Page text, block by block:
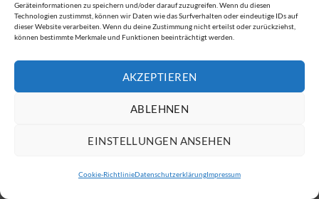
Geräteinformationen zu speichern und/oder darauf zuzugreifen. Wenn du diesen
Technologien zustimmst, können wir Daten wie das Surfverhalten oder eindeutige IDs auf
dieser Website verarbeiten. Wenn du deine Zustimmung nicht erteilst oder zurückziehst,
können bestimmte Merkmale und Funktionen beeinträchtigt werden.
AKZEPTIEREN
ABLEHNEN
EINSTELLUNGEN ANSEHEN
Cookie-RichtlinieDatenschutzerklärungImpressum
Copyright 2026 ©ATW Automatentechnik Wartchow GmbH